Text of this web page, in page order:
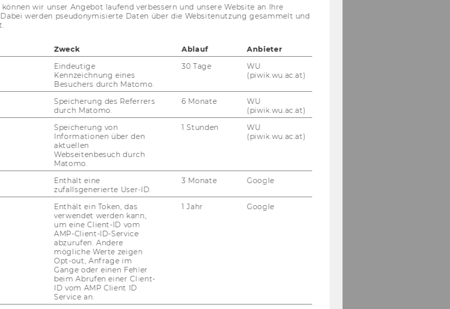
Projektleiterin/Projektleiter
Univ.Prof.Dr. Sigrid Stagl
Rek­tor
26. Stück167)
hat in seiner 65. Sitzung am 21. März
über die Organisation der
2002), BGBl I Nr.
der Studienkommission vom
der Studienpläne für das
Wirtschaftswissenschaften"und das
"Wirtschafts- und
Wien genehmigt.
wir unser Angebot laufend verbessern und unsere Website an Ihre
werden pseudonymisierte Daten über die Websitenutzung gesammelt und
Zweck Ablauf
Anbieter
Eindeutige
Kennzeichnung eines
Besuchers durch Matomo.
30 Tage
WU
(piwik.wu.ac.at)
Speicherung des Referrers
durch Matomo.
6 Monate
WU
(piwik.wu.ac.at)
Speicherung von
Informationen über den
aktuellen
Webseitenbesuch durch
Matomo.
1 Stunden
WU
(piwik.wu.ac.at)
Enthält eine
zufallsgenerierte User-ID.
3 Monate Google
Enthält ein Token, das
verwendet werden kann,
um eine Client-ID vom
AMP-Client-ID-Service
abzurufen. Andere
mögliche Werte zeigen
Opt-out, Anfrage im
Gange oder einen Fehler
beim Abrufen einer Client-
ID vom AMP Client ID
Service an.
1 Jahr Google